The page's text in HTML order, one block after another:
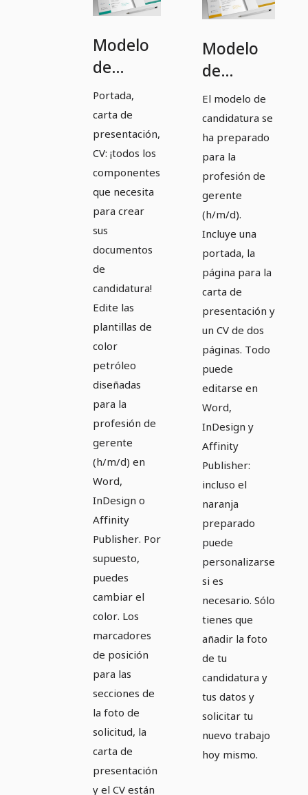
Modelo
de
solicitud
para
Director
(h/m/d)
de
Petróleo
Portada,
carta de
presentación,
CV: ¡todos los
componentes
que necesita
para crear
sus
documentos
de
candidatura!
Edite las
plantillas de
color
petróleo
diseñadas
para la
profesión de
gerente
(h/m/d) en
Word,
InDesign o
Affinity
Publisher. Por
supuesto,
puedes
cambiar el
color. Los
marcadores
de posición
para las
secciones de
la foto de
solicitud, la
carta de
presentación
y el CV están
Modelo
de
solicitud
para
Manager
(m/f/d)
en
Orange
El modelo de
candidatura se
ha preparado
para la
profesión de
gerente
(h/m/d).
Incluye una
portada, la
página para la
carta de
presentación y
un CV de dos
páginas. Todo
puede
editarse en
Word,
InDesign y
Affinity
Publisher:
incluso el
naranja
preparado
puede
personalizarse
si es
necesario. Sólo
tienes que
añadir la foto
de tu
candidatura y
tus datos y
solicitar tu
nuevo trabajo
hoy mismo.